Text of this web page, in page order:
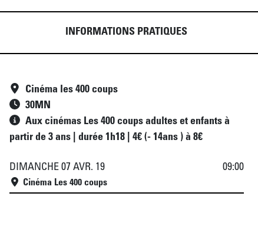
INFORMATIONS PRATIQUES
Cinéma les 400 coups
30MN
Aux cinémas Les 400 coups adultes et enfants à
partir de 3 ans | durée 1h18 | 4€ (- 14ans ) à 8€
DIMANCHE 07 AVR. 19 09:00
Cinéma Les 400 coups